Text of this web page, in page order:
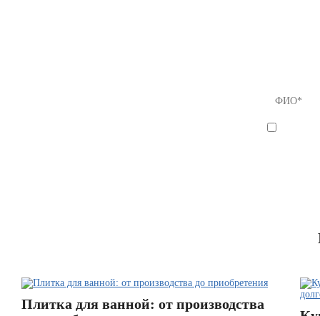
Плитка для ванной: от производства